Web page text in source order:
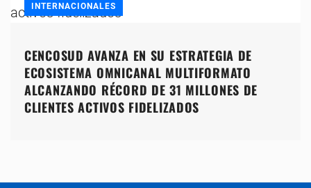
INTERNACIONALES
CENCOSUD AVANZA EN SU ESTRATEGIA DE
ECOSISTEMA OMNICANAL MULTIFORMATO
ALCANZANDO RÉCORD DE 31 MILLONES DE
CLIENTES ACTIVOS FIDELIZADOS